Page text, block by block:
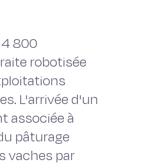
800
robotisée
L'arrivée d'un
associée à
pâturage
vaches par